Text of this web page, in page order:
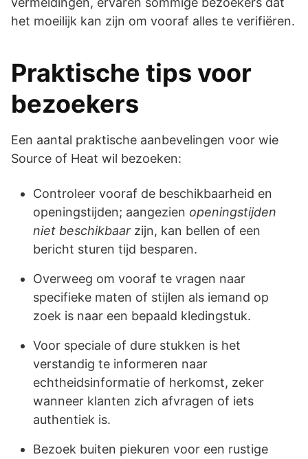
het moeilijk kan zijn om vooraf alles te verifiëren.
Praktische tips voor
bezoekers
Een aantal praktische aanbevelingen voor wie
Source of Heat wil bezoeken:
Controleer vooraf de beschikbaarheid en
openingstijden; aangezien openingstijden
niet beschikbaar zijn, kan bellen of een
bericht sturen tijd besparen.
Overweeg om vooraf te vragen naar
specifieke maten of stijlen als iemand op
zoek is naar een bepaald kledingstuk.
Voor speciale of dure stukken is het
verstandig te informeren naar
echtheidsinformatie of herkomst, zeker
wanneer klanten zich afvragen of iets
authentiek is.
Bezoek buiten piekuren voor een rustige